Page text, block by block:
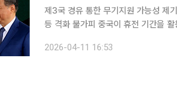
제3국 경유 통한 무기지원 가능성 제
등 격화 불가피 중국이 휴전 기간을 활용해 이란에 방공무기를 공급하려는 정황이 포착됐다. 10일
비를 진행 중이다. CNN은
2026-04-11 16:53